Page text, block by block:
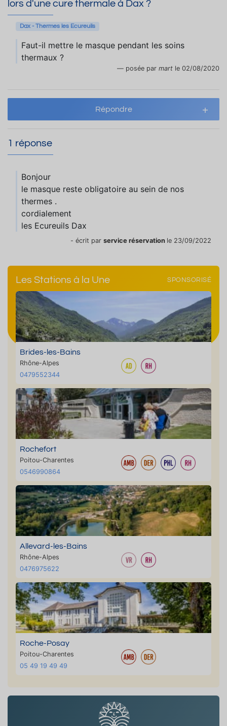
lors d'une cure thermale à Dax ?
Dax - Thermes les Ecureuils
Faut-il mettre le masque pendant les soins
thermaux ?
posée par mart le 02/08/2020
Répondre
1 réponse
Bonjour
le masque reste obligatoire au sein de nos
thermes .
cordialement
les Ecureuils Dax
- écrit par service réservation le 23/09/2022
Les Stations à la Une SPONSORISÉ
Brides-les-Bains
Rhône-Alpes
0479552344
Rochefort
Poitou-Charentes
0546990864
Allevard-les-Bains
Rhône-Alpes
0476975622
Roche-Posay
Poitou-Charentes
05 49 19 49 49